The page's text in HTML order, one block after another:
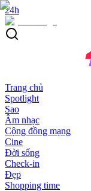
24h
Trang chủ
Spotlight
Sao
Âm nhạc
Cộng đồng mạng
Cine
Đời sống
Check-in
Đẹp
Shopping time